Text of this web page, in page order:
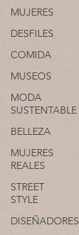
MUJERES
DESFILES
COMIDA
MUSEOS
MODA
SUSTENTABLE
BELLEZA
MUJERES
REALES
STREET
STYLE
DISEÑADORES